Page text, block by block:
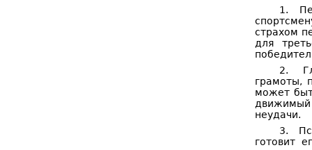
1.
страхом
для
2.
грамоты,
может
движимый
неудачи.
3.
готовит